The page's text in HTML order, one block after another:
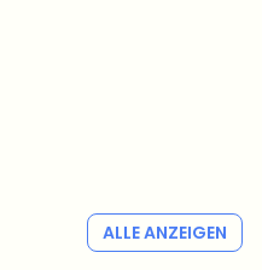
ALLE ANZEIGEN